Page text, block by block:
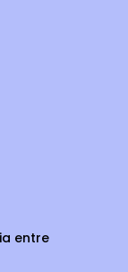
entre